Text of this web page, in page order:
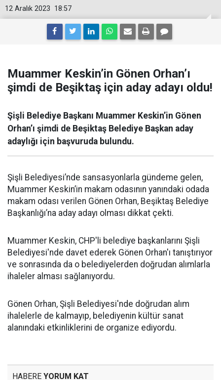
18:57
12 Aralık 2023
Muammer Keskin’in Gönen Orhan’ı
şimdi de Beşiktaş için aday adayı oldu!
Şişli Belediye Başkanı Muammer Keskin’in Gönen
Orhan’ı şimdi de Beşiktaş Belediye Başkan aday
adaylığı için başvuruda bulundu.
Şişli Belediyesi’nde sansasyonlarla gündeme gelen,
Muammer Keskin’in makam odasının yanındaki odada
makam odası verilen Gönen Orhan, Beşiktaş Belediye
Başkanlığı’na aday adayı olması dikkat çekti.
Muammer Keskin, CHP'li belediye başkanlarını Şişli
Belediyesi'nde davet ederek Gönen Orhan'ı tanıştırıyor
ve sonrasında da o belediyelerden doğrudan alımlarla
ihaleler alması sağlanıyordu.
Gönen Orhan, Şişli Belediyesi'nde doğrudan alım
ihalelerle de kalmayıp, belediyenin kültür sanat
alanındaki etkinliklerini de organize ediyordu.
HABERE YORUM KAT